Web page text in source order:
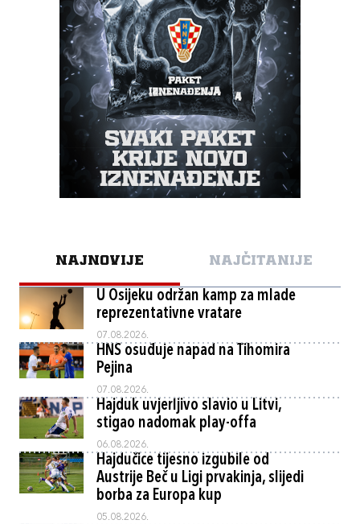
NAJNOVIJE NAJČITANIJE
U Osijeku održan kamp za mlade
reprezentativne vratare
07.08.2026.
HNS osuđuje napad na Tihomira
Pejina
07.08.2026.
Hajduk uvjerljivo slavio u Litvi,
stigao nadomak play-offa
06.08.2026.
Hajdučice tijesno izgubile od
Austrije Beč u Ligi prvakinja, slijedi
borba za Europa kup
05.08.2026.